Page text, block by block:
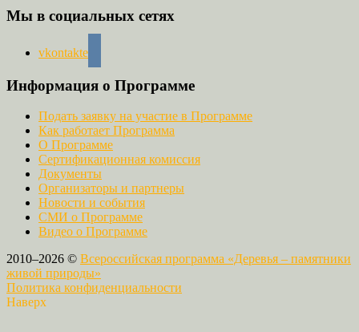
Мы в социальных сетях
vkontakte
Информация о Программе
Подать заявку на участие в Программе
Как работает Программа
О Программе
Сертификационная комиссия
Документы
Организаторы и партнеры
Новости и события
СМИ о Программе
Видео о Программе
2010–2026 © Всероссийская программа «Деревья – памятники
живой природы»
Политика конфиденциальности
Наверх